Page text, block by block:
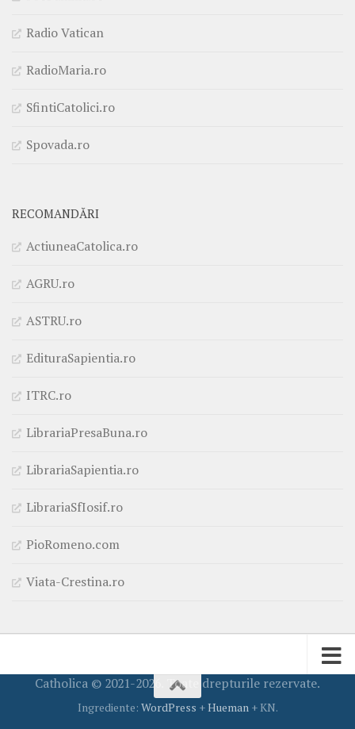
Radio Vatican
RadioMaria.ro
SfintiCatolici.ro
Spovada.ro
RECOMANDĂRI
ActiuneaCatolica.ro
AGRU.ro
ASTRU.ro
EdituraSapientia.ro
ITRC.ro
LibrariaPresaBuna.ro
LibrariaSapientia.ro
LibrariaSfIosif.ro
PioRomeno.com
Viata-Crestina.ro
Catholica © 2021-2026. Toate drepturile rezervate.
Ingrediente: WordPress +Hueman + KN.